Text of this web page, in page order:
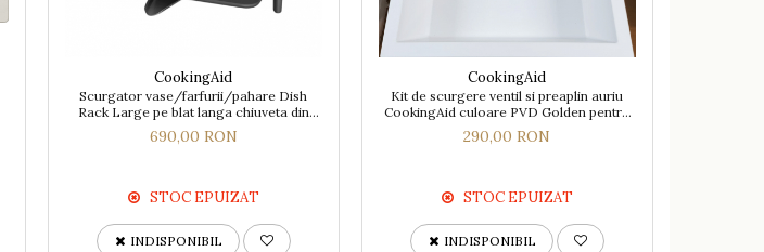
CookingAid
Scurgator vase/farfurii/pahare Dish
Rack Large pe blat langa chiuveta din
inox si ABS
690,00 RON
STOC EPUIZAT
INDISPONIBIL
CookingAid
Kit de scurgere ventil si preaplin auriu
CookingAid culoare PVD Golden pentru
chiuvete bucatarie cu o singura cuva Ø
gaura 90mm Ø ventil 114mm
290,00 RON
STOC EPUIZAT
INDISPONIBIL